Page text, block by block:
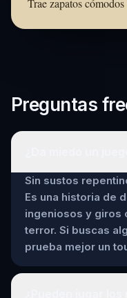
Trae zapatos
Preguntas
Sin sustos
Es una historia de
ingeniosos y giros
terror. Si buscas
prueba mejor un